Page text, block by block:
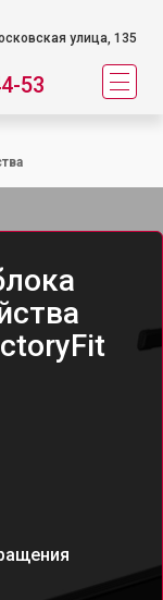
улица, 135
53